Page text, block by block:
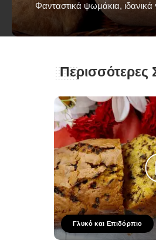
Φανταστικά ψωμάκια, ιδανικά
18 Ιανουαρίου 2024
Περισσότερες
Γλυκό και Επιδόρπιο